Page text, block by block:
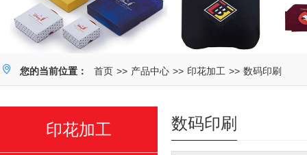
您的当前位置： 首页 >> 产品中心 >> 印花加工 >> 数码印刷
印花加工 数码印刷